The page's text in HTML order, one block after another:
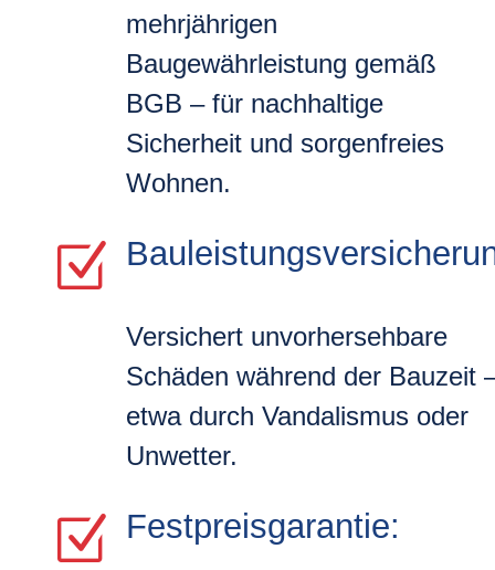
mehrjährigen
Baugewährleistung gemäß
BGB – für nachhaltige
Sicherheit und sorgenfreies
Wohnen.
Z
Versichert unvorhersehbare
Schäden während der Bauzeit
etwa durch Vandalismus oder
Unwetter.
Z Festpreisgarantie: